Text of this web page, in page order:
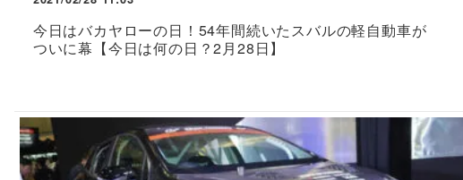
今日はバカヤローの日！54年間続いたスバルの軽自動車が
ついに幕【今日は何の日？2月28日】